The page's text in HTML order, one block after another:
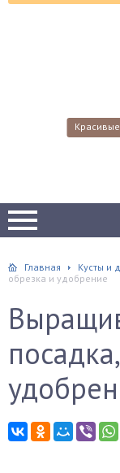
Главная Кусты и
обрезка и удобрение